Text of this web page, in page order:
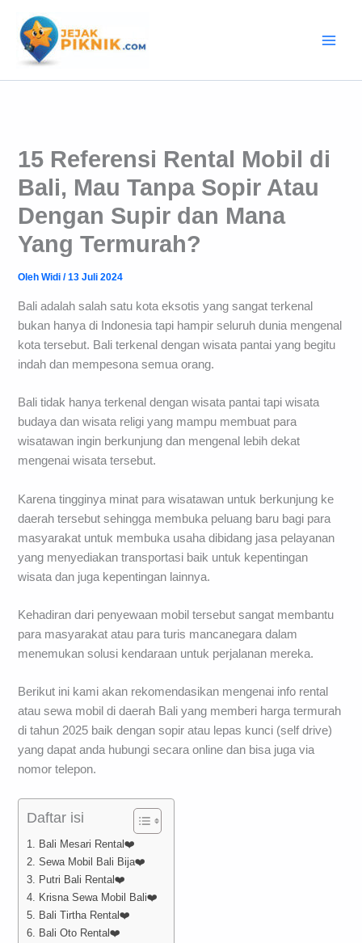
konten
15 Referensi Rental Mobil di
Bali, Mau Tanpa Sopir Atau
Dengan Supir dan Mana
Yang Termurah?
OlehWidi/13 Juli 2024
Bali adalah salah satu kota eksotis yang sangat terkenal
bukan hanya di Indonesia tapi hampir seluruh dunia mengenal
kota tersebut. Bali terkenal dengan wisata pantai yang begitu
indah dan mempesona semua orang.
Bali tidak hanya terkenal dengan wisata pantai tapi wisata
budaya dan wisata religi yang mampu membuat para
wisatawan ingin berkunjung dan mengenal lebih dekat
mengenai wisata tersebut.
Karena tingginya minat para wisatawan untuk berkunjung ke
daerah tersebut sehingga membuka peluang baru bagi para
masyarakat untuk membuka usaha dibidang jasa pelayanan
yang menyediakan transportasi baik untuk kepentingan
wisata dan juga kepentingan lainnya.
Kehadiran dari penyewaan mobil tersebut sangat membantu
para masyarakat atau para turis mancanegara dalam
menemukan solusi kendaraan untuk perjalanan mereka.
Berikut ini kami akan rekomendasikan mengenai info rental
atau sewa mobil di daerah Bali yang memberi harga termurah
di tahun 2025 baik dengan sopir atau lepas kunci (self drive)
yang dapat anda hubungi secara online dan bisa juga via
nomor telepon.
Daftar isi
1. Bali Mesari Rental❤️
2. Sewa Mobil Bali Bija❤️
3. Putri Bali Rental❤️
4. Krisna Sewa Mobil Bali❤️
5. Bali Tirtha Rental❤️
6. Bali Oto Rental❤️